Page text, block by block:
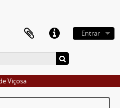
Entrar
Viçosa